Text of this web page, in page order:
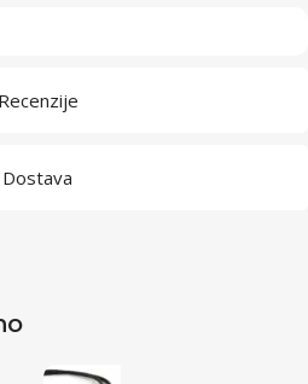
Recenzije
Dostava